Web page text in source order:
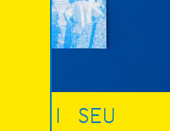
DEU CI SEU